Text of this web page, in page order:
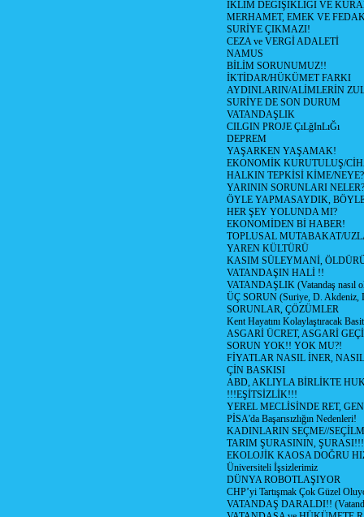
İKLİM DEĞİŞİKLİĞİ VE
MERHAMET, EMEK VE
SURİYE ÇIKMAZI!
CEZA ve VERGİ ADALETİ
NAMUS
BİLİM SORUNUMUZ!!
İKTİDAR/HÜKÜMET FARKI
AYDINLARIN/ALİMLERİN
SURİYE DE SON DURUM
VATANDAŞLIK
CILGIN PROJE ÇıLğInLıĞı
DEPREM
YAŞARKEN YAŞAMAK!
EKONOMİK KURUTULUŞ/
HALKIN TEPKİSİ KİME/NEYE?
YARININ SORUNLARI NELER?
ÖYLE YAPMASAYDIK,
HER ŞEY YOLUNDA MI?
EKONOMİDEN Bİ HABER!
TOPLUSAL MUTABAKAT/
YAREN KÜLTÜRÜ
KASIM SÜLEYMANİ,
VATANDAŞIN HALİ !!
VATANDAŞLIK (Vatandaş nasıl
ÜÇ SORUN (Suriye, D. Akdeniz,
SORUNLAR, ÇÖZÜMLER
Kent Hayatını Kolaylaştıracak
ASGARİ ÜCRET, ASGARİ
SORUN YOK!! YOK MU?!
FİYATLAR NASIL İNER,
ÇİN BASKISI
ABD, AKLIYLA BİRLİKTE
!!!EŞİTSİZLİK!!!
YEREL MECLİSİNDE RET,
PİSA'da Başarısızlığın Nedenleri!
KADINLARIN SEÇME//
TARIM ŞURASININ, ŞURASI!!!
EKOLOJİK KAOSA DOĞRU
Üniversiteli İşsizlerimiz
DÜNYA ROBOTLAŞIYOR
CHP’yi Tartışmak Çok Güzel
VATANDAŞ DARALDI!!